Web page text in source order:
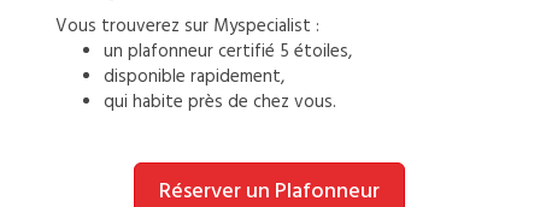
Vous trouverez sur Myspecialist :
un plafonneurcertifié 5 étoiles,
disponible rapidement,
qui habite près de chez vous.
Réserver un Plafonneur